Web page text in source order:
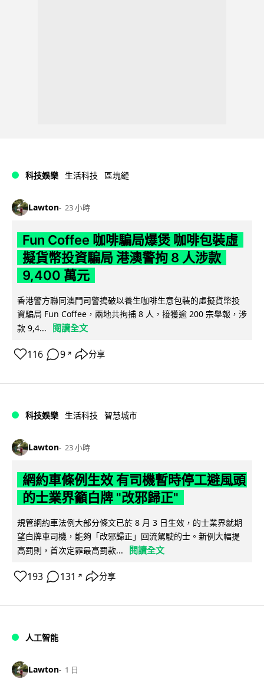
科技娛樂 生活科技 區塊鏈
Lawton 23 小時
Fun Coffee 咖啡騙局爆煲 咖啡包裝虛
擬貨幣投資騙局 港澳警拘 8 人涉款
9,400 萬元
香港警方聯同澳門司警搗破以養生咖啡生意包裝的虛擬貨幣投
資騙局 Fun Coffee，兩地共拘捕 8 人，接獲逾 200 宗舉報，涉
款 9,4...
閱讀全文
116 9 ↗ 分享
科技娛樂 生活科技 智慧城市
Lawton 23 小時
網約車條例生效 有司機暫時停工避風頭
的士業界籲白牌 "改邪歸正"
規管網約車法例大部分條文已於 8 月 3 日生效，的士業界就期
望白牌車司機，能夠「改邪歸正」回流駕駛的士。新例大幅提
高罰則，首次定罪最高罰款...
閱讀全文
193 131 ↗ 分享
人工智能
Lawton 1 日